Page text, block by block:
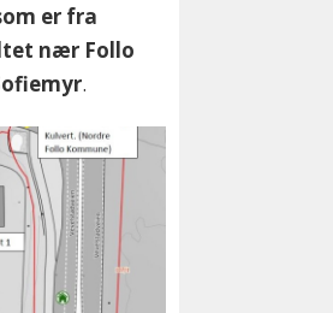
er fra
nær Follo
.